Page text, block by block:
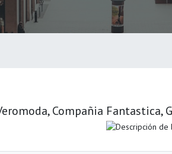
Compañia Fantastica,